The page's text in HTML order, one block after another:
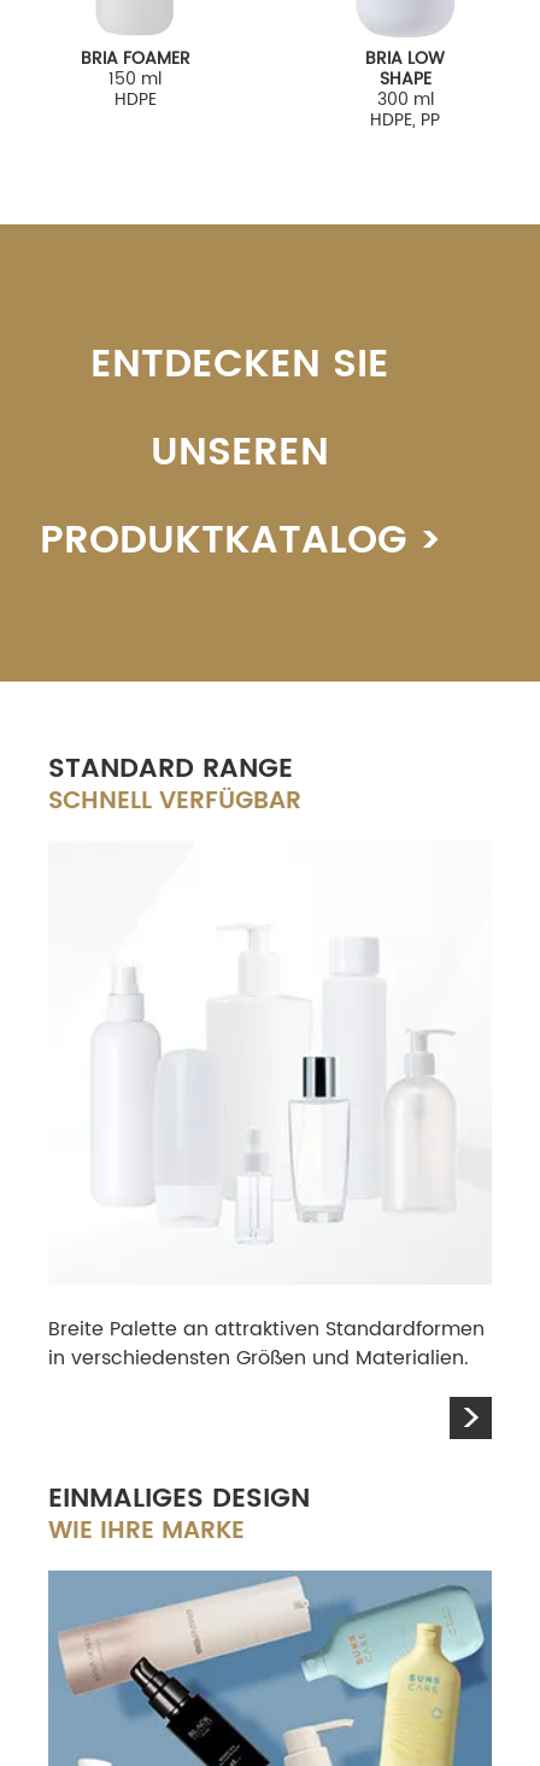
BRIA LOW
SHAPE
300 ml
COLONNA
ROLL-ON
LOW SHAPE
75 ml
ENTDECKEN SIE
UNSEREN
PRODUKTKATALOG >
STANDARD RANGE
SCHNELL VERFÜGBAR
Breite Palette an attraktiven Standardformen
in ver­schiedensten Größen und Materialien.
>
EINMALIGES DESIGN
WIE IHRE MARKE